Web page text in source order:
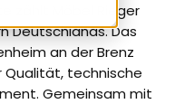
zählt Möbel Rieger
Deutschlands. Das
an der Brenz
technische
Gemeinsam mit